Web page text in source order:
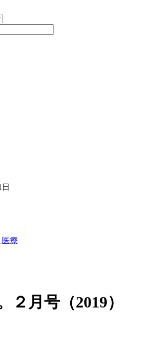
医療
２月号（2019）